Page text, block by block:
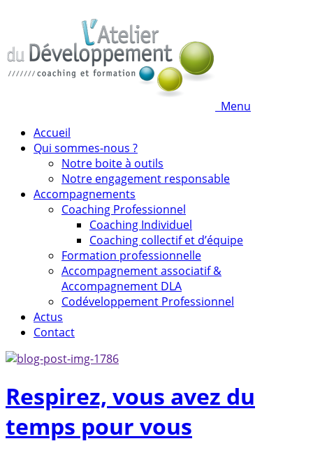
Menu
Accueil
Qui sommes-nous ?
Notre boite à outils
Notre engagement responsable
Accompagnements
Coaching Professionnel
Coaching Individuel
Coaching collectif et d’équipe
Formation professionnelle
Accompagnement associatif &
Accompagnement DLA
Codéveloppement Professionnel
Actus
Contact
Respirez, vous avez du
temps pour vous